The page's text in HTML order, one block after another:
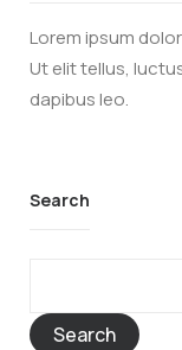
Lorem ipsum
Ut elit tellus,
dapibus leo.
Search
Search